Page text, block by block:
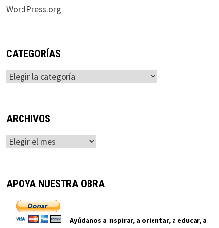
WordPress.org
CATEGORÍAS
Categorías
ARCHIVOS
Archivos
APOYA NUESTRA OBRA
Ayúdanos a inspirar, a orientar, a educar, a